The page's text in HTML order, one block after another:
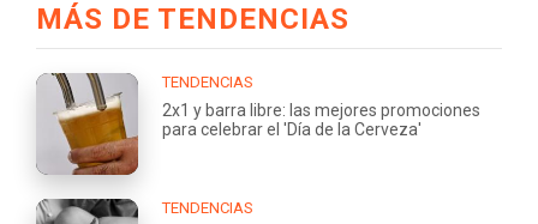
MÁS DE TENDENCIAS
TENDENCIAS
2x1 y barra libre: las mejores promociones
para celebrar el 'Día de la Cerveza'
TENDENCIAS